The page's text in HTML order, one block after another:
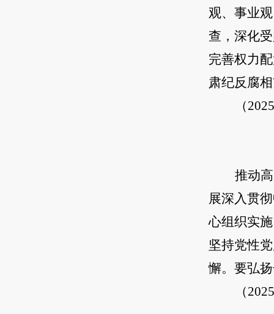
观、事业
查，深化
完善权力
肃纪反腐
（
推动
展深入贯
心组织实
坚持党性
懈。要弘
（